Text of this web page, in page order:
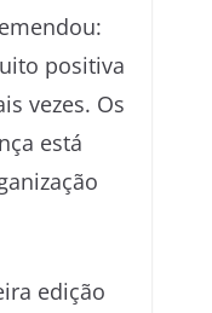
positiva
vezes. Os
está
edição